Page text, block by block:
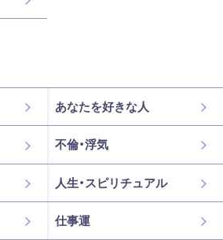
あなたを好きな人
不倫・浮気
人生・スピリチュアル
仕事運